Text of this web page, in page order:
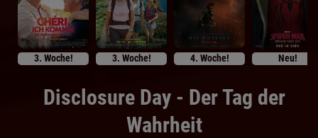
3. Woche! 3. Woche! 4. Woche! Neu!
Disclosure Day - Der Tag der
Wahrheit